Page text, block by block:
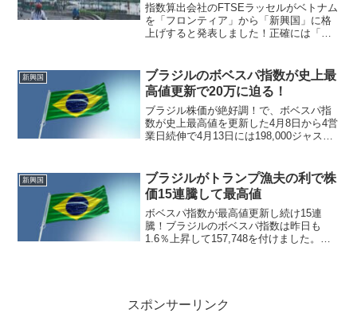
指数算出会社のFTSEラッセルがベトナム
を「フロンティア」から「新興国」に格
上げすると発表しました！正確には「第
す。では、先進国区分に近い方の「第一
新興国」とはどこぞや？...
新興国
ブラジルのボベスパ指数が史上最
高値更新で20万に迫る！
ブラジル株価が絶好調！で、ボベスパ指
数が史上最高値を更新した4月8日から4営
業日続伸で4月13日には198,000ジャスト
壁突破と20万台の定着が視野に入って
来...
新興国
ブラジルがトランプ漁夫の利で株
価15連騰して最高値
ボベスパ指数が最高値更新し続け15連
騰！ブラジルのボベスパ指数は昨日も
1.6％上昇して157,748を付けました。な
スポンサーリンク